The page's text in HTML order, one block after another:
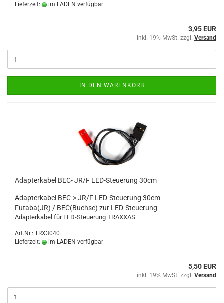
Lieferzeit:
im LADEN verfügbar
3,95 EUR
inkl. 19% MwSt. zzgl. Versand
IN DEN WARENKORB
Adapterkabel BEC- JR/F LED-Steuerung 30cm
Adapterkabel BEC-> JR/F LED-Steuerung 30cm
Futaba(JR) / BEC(Buchse) zur LED-Steuerung
Adapterkabel für LED-Steuerung TRAXXAS
Art.Nr.: TRX3040
Lieferzeit:
im LADEN verfügbar
5,50 EUR
inkl. 19% MwSt. zzgl. Versand